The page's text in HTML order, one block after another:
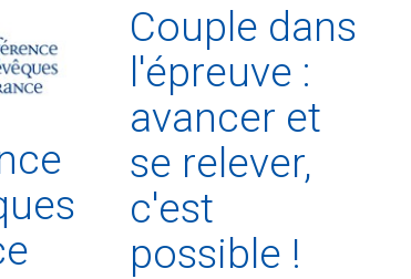
Couple dans
l'épreuve :
avancer et
se relever,
c'est
possible !